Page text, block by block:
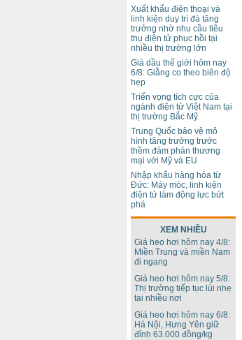
Xuất khẩu điện thoại và
linh kiện duy trì đà tăng
trưởng nhờ nhu cầu tiêu
thụ điện tử phục hồi tại
nhiều thị trường lớn
Giá dầu thế giới hôm nay
6/8: Giằng co theo biên độ
hẹp
Triển vọng tích cực của
ngành điện tử Việt Nam tại
thị trường Bắc Mỹ
Trung Quốc bảo vệ mô
hình tăng trưởng trước
thềm đàm phán thương
mại với Mỹ và EU
Nhập khẩu hàng hóa từ
Đức: Máy móc, linh kiện
điện tử làm động lực bứt
phá
XEM NHIỀU
Giá heo hơi hôm nay 4/8:
Miền Trung và miền Nam
đi ngang
Giá heo hơi hôm nay 5/8:
Thị trường tiếp tục lùi nhẹ
tại nhiều nơi
Giá heo hơi hôm nay 6/8:
Hà Nội, Hưng Yên giữ
đỉnh 63.000 đồng/kg